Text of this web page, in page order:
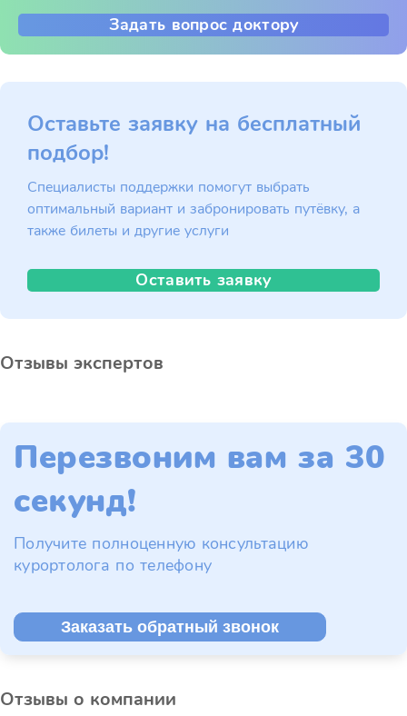
Задать вопрос доктору
Оставьте заявку на бесплатный
подбор!
Специалисты поддержки помогут выбрать
оптимальный вариант и забронировать путёвку, а
также билеты и другие услуги
Оставить заявку
Отзывы экспертов
Перезвоним вам за 30
секунд!
Получите полноценную консультацию
курортолога по телефону
Заказать обратный звонок
Отзывы о компании